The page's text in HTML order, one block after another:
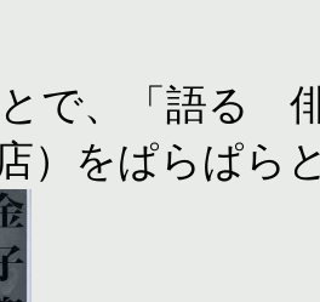
とで、「語る
）をぱらぱら